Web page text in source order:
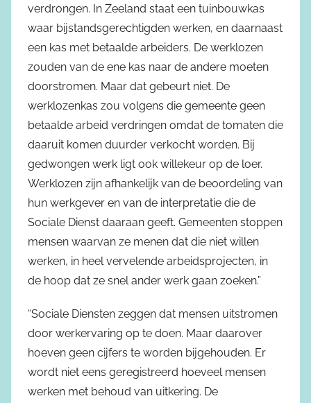
verdrongen. In Zeeland staat een tuinbouwkas
waar bijstandsgerechtigden werken, en daarnaast
een kas met betaalde arbeiders. De werklozen
zouden van de ene kas naar de andere moeten
doorstromen. Maar dat gebeurt niet. De
werklozenkas zou volgens die gemeente geen
betaalde arbeid verdringen omdat de tomaten die
daaruit komen duurder verkocht worden. Bij
gedwongen werk ligt ook willekeur op de loer.
Werklozen zijn afhankelijk van de beoordeling van
hun werkgever en van de interpretatie die de
Sociale Dienst daaraan geeft. Gemeenten stoppen
mensen waarvan ze menen dat die niet willen
werken, in heel vervelende arbeidsprojecten, in
de hoop dat ze snel ander werk gaan zoeken.”
“Sociale Diensten zeggen dat mensen uitstromen
door werkervaring op te doen. Maar daarover
hoeven geen cijfers te worden bijgehouden. Er
wordt niet eens geregistreerd hoeveel mensen
werken met behoud van uitkering. De